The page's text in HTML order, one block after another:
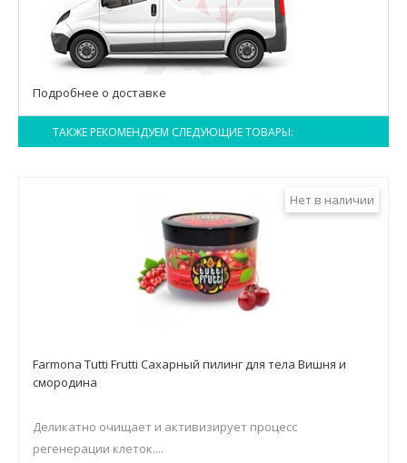
Подробнее о доставке
ТАКЖЕ РЕКОМЕНДУЕМ СЛЕДУЮЩИЕ ТОВАРЫ:
Нет в наличии
Farmona Tutti Frutti Сахарный пилинг для тела Вишня и
смородина
Деликатно очищает и активизирует процесс
регенерации клеток....